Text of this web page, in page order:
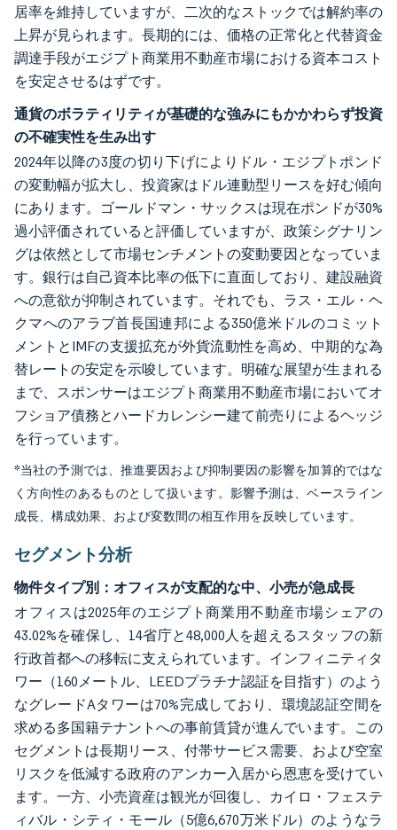
居率を維持していますが、二次的なストックでは解約率の
上昇が見られます。長期的には、価格の正常化と代替資金
調達手段がエジプト商業用不動産市場における資本コスト
を安定させるはずです。
通貨のボラティリティが基礎的な強みにもかかわらず投資
の不確実性を生み出す
2024年以降の3度の切り下げによりドル・エジプトポンド
の変動幅が拡大し、投資家はドル連動型リースを好む傾向
にあります。ゴールドマン・サックスは現在ポンドが30%
過小評価されていると評価していますが、政策シグナリン
グは依然として市場センチメントの変動要因となっていま
す。銀行は自己資本比率の低下に直面しており、建設融資
への意欲が抑制されています。それでも、ラス・エル・ヘ
クマへのアラブ首長国連邦による350億米ドルのコミット
メントとIMFの支援拡充が外貨流動性を高め、中期的な為
替レートの安定を示唆しています。明確な展望が生まれる
まで、スポンサーはエジプト商業用不動産市場においてオ
フショア債務とハードカレンシー建て前売りによるヘッジ
を行っています。
*当社の予測では、推進要因および抑制要因の影響を加算的ではな
く方向性のあるものとして扱います。影響予測は、ベースライン
成長、構成効果、および変数間の相互作用を反映しています。
セグメント分析
物件タイプ別：オフィスが支配的な中、小売が急成長
オフィスは2025年のエジプト商業用不動産市場シェアの
43.02%を確保し、14省庁と48,000人を超えるスタッフの新
行政首都への移転に支えられています。インフィニティタ
ワー（160メートル、LEEDプラチナ認証を目指す）のよう
なグレードAタワーは70%完成しており、環境認証空間を
求める多国籍テナントへの事前賃貸が進んでいます。この
セグメントは長期リース、付帯サービス需要、および空室
リスクを低減する政府のアンカー入居から恩恵を受けてい
ます。一方、小売資産は観光が回復し、カイロ・フェステ
ィバル・シティ・モール（5億6,670万米ドル）のようなラ